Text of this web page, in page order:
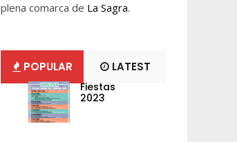
plena comarca de La Sagra.
POPULAR LATEST
Fiestas
2023